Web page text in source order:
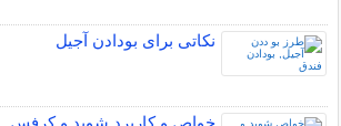
نکاتی برای بودادن آجیل